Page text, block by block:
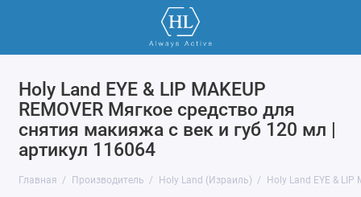
Holy Land EYE & LIP MAKEUP
REMOVER Мягкое средство для
снятия макияжа с век и губ 120 мл |
артикул 116064
Главная Производитель Holy Land (Израиль) Holy Land EYE &